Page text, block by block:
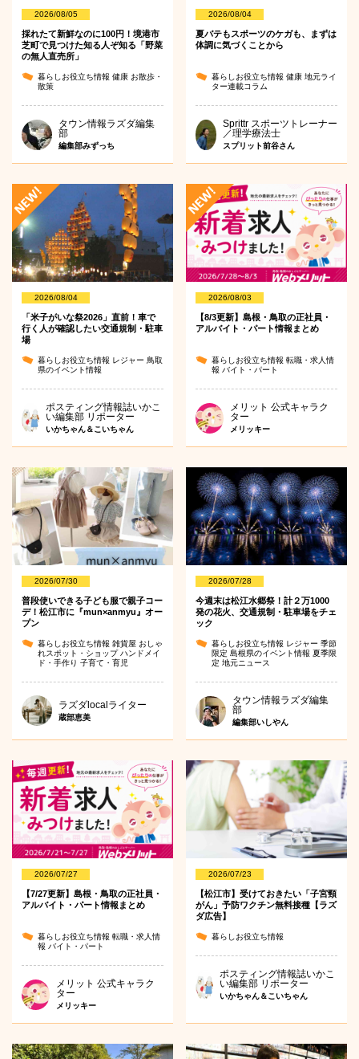
2026/08/05
採れたて新鮮なのに100円！境港市
芝町で見つけた知る人ぞ知る「野菜
の無人直売所」
暮らしお役立ち情報 健康 お散歩・
散策
タウン情報ラズダ編集
部
編集部みずっち
2026/08/04
夏バテもスポーツのケガも、まずは
体調に気づくことから
暮らしお役立ち情報健康地元ライ
ター連載コラム
Sprittr スポーツトレーナー
／理学療法士
スプリット前谷さん
2026/08/04
「米子がいな祭2026」直前！車で
行く人が確認したい交通規制・駐車
場
暮らしお役立ち情報 レジャー 鳥取
県のイベント情報
ポスティング情報誌いかこ
い編集部 リポーター
いかちゃん＆こいちゃん
2026/08/03
【8/3更新】島根・鳥取の正社員・
アルバイト・パート情報まとめ
暮らしお役立ち情報転職・求人情
報 バイト・パート
メリット 公式キャラク
ター
メリッキー
2026/07/30
普段使いできる子ども服で親子コー
デ！松江市に『mun×anmyu』オー
プン
暮らしお役立ち情報 雑貨屋 おしゃ
れスポット・ショップハンドメイ
ド・手作り 子育て・育児
ラズダlocalライター
蔵部恵美
2026/07/28
今週末は松江水郷祭！計２万1000
発の花火、交通規制・駐車場をチェ
ック
暮らしお役立ち情報 レジャー季節
限定島根県のイベント情報夏季限
定地元ニュース
タウン情報ラズダ編集
部
編集部いしやん
2026/07/27
【7/27更新】島根・鳥取の正社員・
アルバイト・パート情報まとめ
暮らしお役立ち情報 転職・求人情
報 バイト・パート
メリット 公式キャラク
ター
メリッキー
2026/07/23
【松江市】受けておきたい「子宮頸
がん」予防ワクチン無料接種【ラズ
ダ広告】
暮らしお役立ち情報
ポスティング情報誌いかこ
い編集部 リポーター
いかちゃん＆こいちゃん